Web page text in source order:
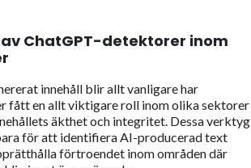
ChatGPT-detektorer inom
innehåll blir allt vanligare har
fått en allt viktigare roll inom olika sektorer
äkthet och integritet. Dessa verktyg
för att identifiera AI-producerad text
förtroendet inom områden där